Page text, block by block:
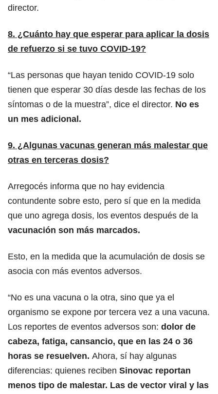
director.
8. ¿Cuánto hay que esperar para aplicar la dosis
de refuerzo si se tuvo COVID-19?
“Las personas que hayan tenido COVID-19 solo
tienen que esperar 30 días desde las fechas de los
síntomas o de la muestra”, dice el director. No es
un mes adicional.
9. ¿Algunas vacunas generan más malestar que
otras en terceras dosis?
Arregocés informa que no hay evidencia
contundente sobre esto, pero sí que en la medida
que uno agrega dosis, los eventos después de la
vacunación son más marcados.
Esto, en la medida que la acumulación de dosis se
asocia con más eventos adversos.
“No es una vacuna o la otra, sino que ya el
organismo se expone por tercera vez a una vacuna.
Los reportes de eventos adversos son: dolor de
cabeza, fatiga, cansancio, que en las 24 o 36
horas se resuelven. Ahora, sí hay algunas
diferencias: quienes reciben Sinovac reportan
menos tipo de malestar. Las de vector viral y las